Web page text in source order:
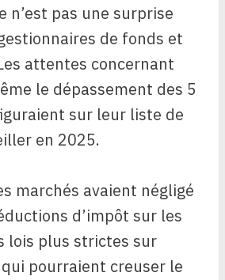
n’est pas une surprise
de fonds et
attentes concernant
le dépassement des 5
sur leur liste de
en 2025.
marchés avaient négligé
d’impôt sur les
lois plus strictes sur
pourraient creuser le